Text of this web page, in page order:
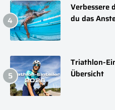
Verbessere
du das
Triathlon-
Übersicht